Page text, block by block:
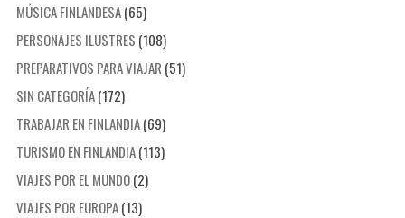
MÚSICA FINLANDESA(65)
PERSONAJES ILUSTRES (108)
PREPARATIVOS PARA VIAJAR (51)
SIN CATEGORÍA(172)
TRABAJAR EN FINLANDIA(69)
TURISMO EN FINLANDIA(113)
VIAJES POR EL MUNDO(2)
VIAJES POR EUROPA(13)